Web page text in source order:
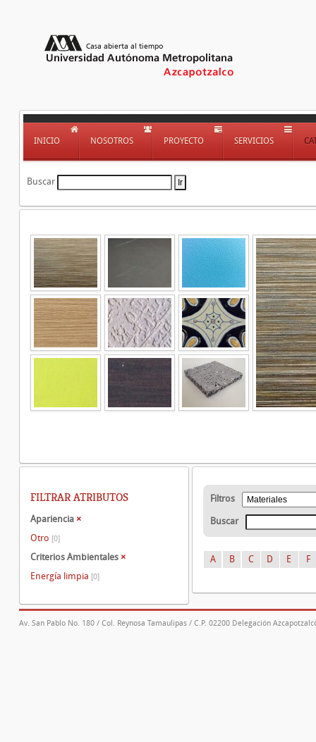
INICIO NOSOTROS PROYECTO SERVICIOS
Buscar
Filtros
Buscar
A B C D E F
FILTRAR ATRIBUTOS
Apariencia ×
Otro [0]
Criterios Ambientales ×
Energía limpia [0]
Av. San Pablo No. 180 / Col. Reynosa Tamaulipas / C.P. 02200 Delegación